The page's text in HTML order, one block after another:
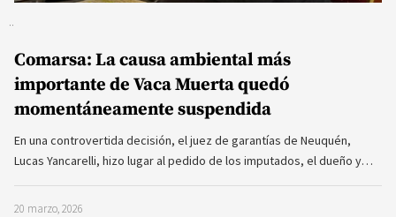
Comarsa: La causa ambiental más
importante de Vaca Muerta quedó
momentáneamente suspendida
En una controvertida decisión, el juez de garantías de Neuquén,
Lucas Yancarelli, hizo lugar al pedido de los imputados, el dueño y…
20 marzo, 2026